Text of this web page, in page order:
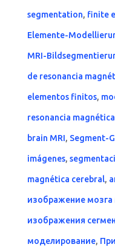
segmentation, finite
Elemente-
MRI-
de resonancia
elementos finitos,
resonancia
brain MRI, Segment-
imágenes,
magnética cerebral,
изображение
изображения
моделирование,